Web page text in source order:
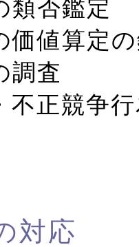
類否鑑定
価値算定
調査
不正競争
対応